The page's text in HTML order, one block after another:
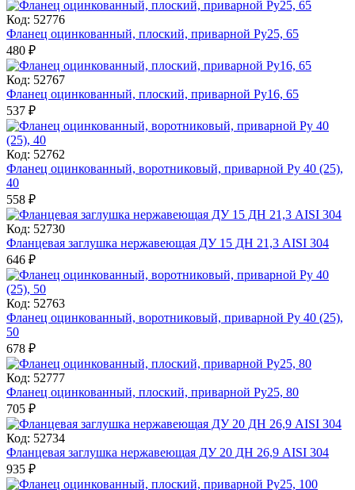
Код: 52776
Фланец оцинкованный, плоский, приварной Ру25, 65
480 ₽
Код: 52767
Фланец оцинкованный, плоский, приварной Ру16, 65
537 ₽
Код: 52762
Фланец оцинкованный, воротниковый, приварной Ру 40 (25),
40
558 ₽
Код: 52730
Фланцевая заглушка нержавеющая ДУ 15 ДН 21,3 AISI 304
646 ₽
Код: 52763
Фланец оцинкованный, воротниковый, приварной Ру 40 (25),
50
678 ₽
Код: 52777
Фланец оцинкованный, плоский, приварной Ру25, 80
705 ₽
Код: 52734
Фланцевая заглушка нержавеющая ДУ 20 ДН 26,9 AISI 304
935 ₽